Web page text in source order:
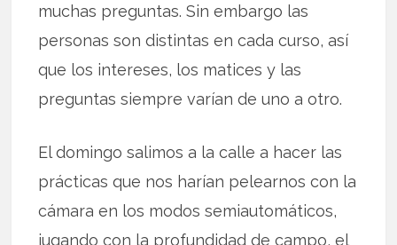
muchas preguntas. Sin embargo las
personas son distintas en cada curso, así
que los intereses, los matices y las
preguntas siempre varían de uno a otro.
El domingo salimos a la calle a hacer las
prácticas que nos harían pelearnos con la
cámara en los modos semiautomáticos,
jugando con la profundidad de campo, el